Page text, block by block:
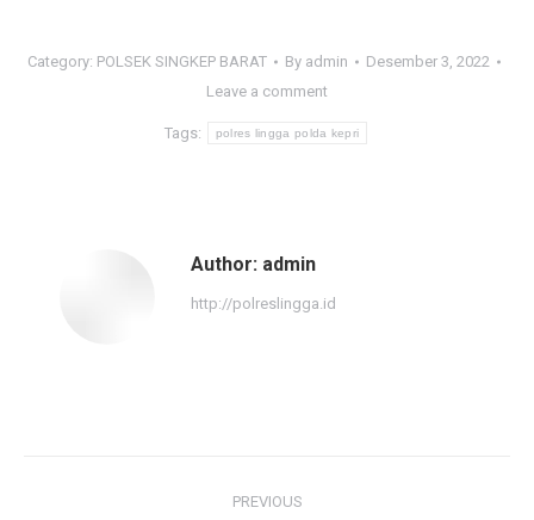
Category: POLSEK SINGKEP BARAT By admin
Desember 3, 2022
Leave a comment
Tags: polres lingga polda kepri
Author: admin
http://polreslingga.id
PREVIOUS